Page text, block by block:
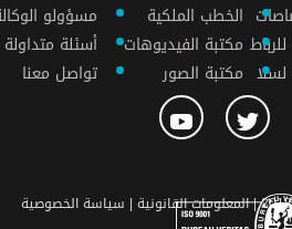
الخطب الملكية
مكتبة الفيديوهات
مكتبة الصور
مسؤولو
أسئلة متداولة
تواصل معنا
المعلومات القانونية | سياسة الخصوصية